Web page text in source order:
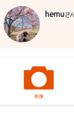
hemuさ
画像